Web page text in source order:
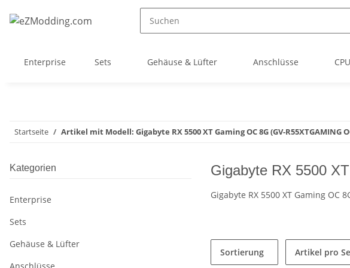
Enterprise Sets Gehäuse & Lüfter Anschlüsse
Startseite Artikel mit Modell: Gigabyte RX 5500 XT Gaming OC 8G (GV-R55XTGAMING
Gigabyte RX 5500
Gigabyte RX 5500 XT Gaming OC
Sortierung Artikel pro
Kategorien
Enterprise
Sets
Gehäuse & Lüfter